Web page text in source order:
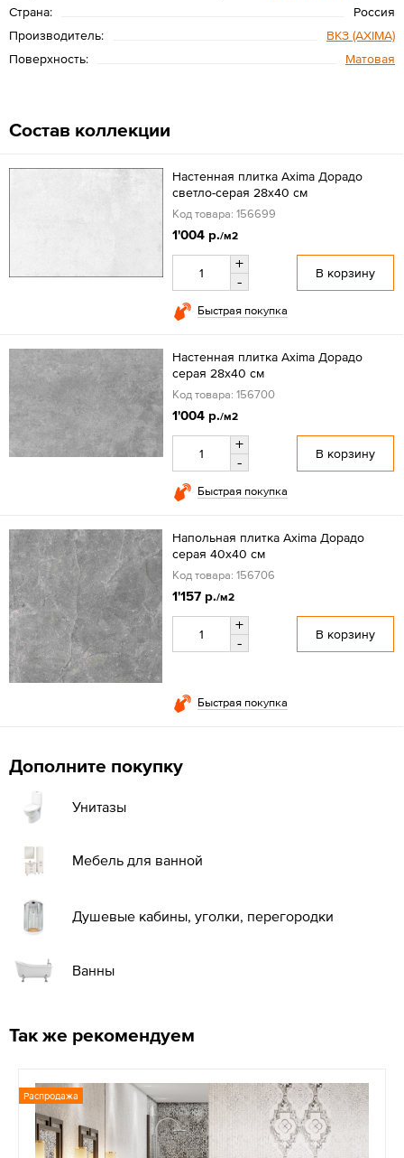
Страна:
Россия
Производитель:
ВКЗ (AXIMA)
Поверхность:
Матовая
Состав коллекции
Настенная плитка Axima Дорадо
светло-серая 28x40 см
Код товара: 156699
1'004 р./м2
+
-
В корзину
Быстрая покупка
Настенная плитка Axima Дорадо
серая 28x40 см
Код товара: 156700
1'004 р./м2
+
-
В корзину
Быстрая покупка
Напольная плитка Axima Дорадо
серая 40x40 см
Код товара: 156706
1'157 р./м2
+
-
В корзину
Быстрая покупка
Дополните покупку
Унитазы
Мебель для ванной
Душевые кабины, уголки, перегородки
Ванны
Так же рекомендуем
Распродажа